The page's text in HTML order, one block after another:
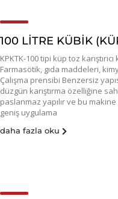
100 LİTRE KÜBİK
KPKTK-100 tipi küp toz
Farmasötik, gıda maddeleri,
Çalışma prensibi Benzersiz
düzgün karıştırma özelliğine
paslanmaz yapılır ve bu
geniş uygulama
daha fazla oku